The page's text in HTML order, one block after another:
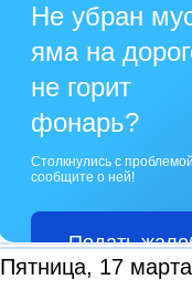
Не убран
яма на
не горит
фонарь?
Столкнулись с
сообщите о ней!
Подать
Пятница, 17